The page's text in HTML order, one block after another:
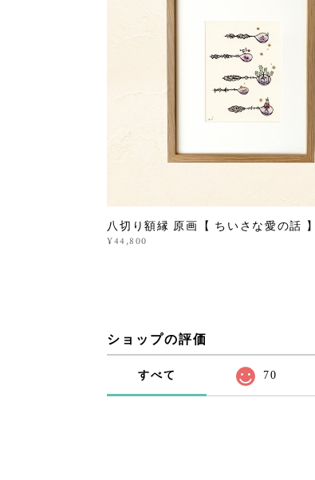
八切り額縁 原画【 ちいさな愛の話 】
¥44,800
ショップの評価
すべて 70